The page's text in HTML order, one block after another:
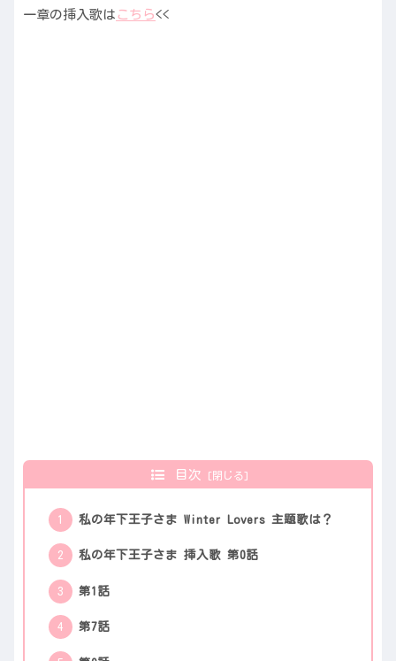
一章の挿入歌は こちら<<
目次
私の年下王子さま Winter Lovers 主題歌は？
私の年下王子さま 挿入歌 第0話
第1話
第7話